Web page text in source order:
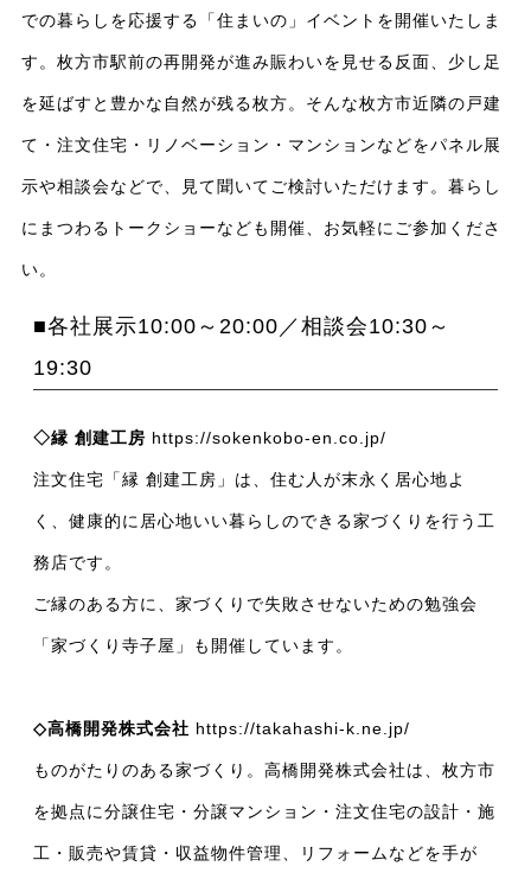
での暮らしを応援する「住まいの」イベントを開催いたしま
す。枚方市駅前の再開発が進み賑わいを見せる反面、少し足
を延ばすと豊かな自然が残る枚方。そんな枚方市近隣の戸建
て・注文住宅・リノベーション・マンションなどをパネル展
示や相談会などで、見て聞いてご検討いただけます。暮らし
にまつわるトークショーなども開催、お気軽にご参加くださ
い。
■各社展示10:00～20:00／相談会10:30～
19:30
◇縁 創建工房 https://sokenkobo-en.co.jp/
注文住宅「縁 創建工房」は、住む人が末永く居心地よ
く、健康的に居心地いい暮らしのできる家づくりを行う工
務店です。
ご縁のある方に、家づくりで失敗させないための勉強会
「家づくり寺子屋」も開催しています。
◇高橋開発株式会社 https://takahashi-k.ne.jp/
ものがたりのある家づくり。高橋開発株式会社は、枚方市
を拠点に分譲住宅・分譲マンション・注文住宅の設計・施
工・販売や賃貸・収益物件管理、リフォームなどを手が